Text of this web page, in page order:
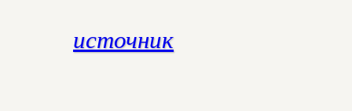
источник